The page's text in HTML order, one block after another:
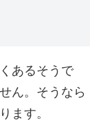
あるそうで
ん。そうなら
ます。